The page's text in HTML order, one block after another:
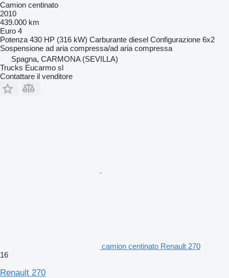
Camion centinato
2010
439.000 km
Euro 4
Potenza 430 HP (316 kW) Carburante diesel Configurazione 6x2
Sospensione ad aria compressa/ad aria compressa
Spagna, CARMONA (SEVILLA)
Trucks Eucarmo sl
Contattare il venditore
camion centinato Renault 270
16
Renault 270